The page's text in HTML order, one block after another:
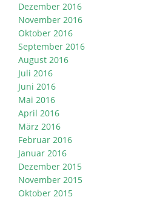
Dezember 2016
November 2016
Oktober 2016
September 2016
August 2016
Juli 2016
Juni 2016
Mai 2016
April 2016
März 2016
Februar 2016
Januar 2016
Dezember 2015
November 2015
Oktober 2015